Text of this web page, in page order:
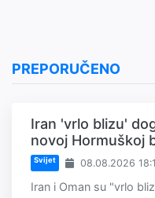
PREPORUČENO
Iran 'vrlo blizu'
novoj Hormuškoj
Svijet 08.08.2026
Iran i Oman su "vrlo